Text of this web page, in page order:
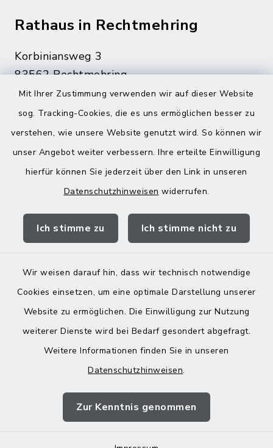
Mit Ihrer Zustimmung verwenden wir auf dieser Website
sog. Tracking-Cookies, die es uns ermöglichen besser zu
verstehen, wie unsere Website genutzt wird. So können wir
unser Angebot weiter verbessern. Ihre erteilte Einwilligung
hierfür können Sie jederzeit über den Link in unseren
Datenschutzhinweisen widerrufen.
Ich stimme zu Ich stimme nicht zu
Wir weisen darauf hin, dass wir technisch notwendige
Cookies einsetzen, um eine optimale Darstellung unserer
Website zu ermöglichen. Die Einwilligung zur Nutzung
weiterer Dienste wird bei Bedarf gesondert abgefragt.
Weitere Informationen finden Sie in unseren
Datenschutzhinweisen.
Zur Kenntnis genommen
Rathaus in Rechtmehring
Korbiniansweg 3
83562 Rechtmehring
08076 499
08076 8595
poststelle@vg-maitenbeth.de
Landratsamt Mühldorf
Barrierefreiheit
Impressum